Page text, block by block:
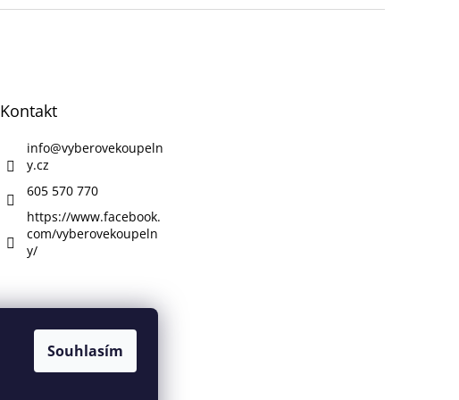
Souhlasím
Kontakt
info@vyberovekoupeln
y.cz
605 570 770
https://www.facebook.
com/vyberovekoupeln
y/